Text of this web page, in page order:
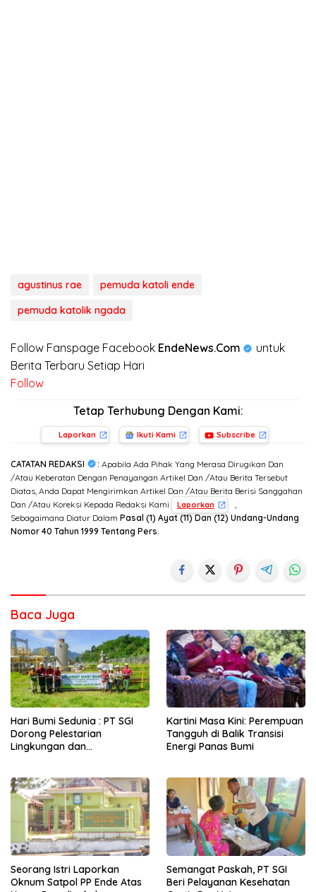
agustinus rae
pemuda katoli ende
pemuda katolik ngada
Follow Fanspage Facebook EndeNews.Com
untuk
Berita Terbaru Setiap Hari
Follow
Tetap Terhubung Dengan Kami:
Laporkan Ikuti Kami Subscribe
CATATAN REDAKSI : Apabila Ada Pihak Yang Merasa Dirugikan Dan
/Atau Keberatan Dengan Penayangan Artikel Dan /Atau Berita Tersebut
Diatas, Anda Dapat Mengirimkan Artikel Dan /Atau Berita Berisi Sanggahan
Dan /Atau Koreksi Kepada Redaksi Kami
Laporkan
Sebagaimana Diatur Dalam Pasal (1) Ayat (11) Dan (12) Undang-Undang
Nomor 40 Tahun 1999 Tentang Pers.
Baca Juga
Hari Bumi Sedunia : PT SGI
Dorong Pelestarian
Lingkungan dan
Kartini Masa Kini: Perempuan
Tangguh di Balik Transisi
Energi Panas Bumi
Seorang Istri Laporkan
Oknum Satpol PP Ende Atas
Semangat Paskah, PT SGI
Beri Pelayanan Kesehatan